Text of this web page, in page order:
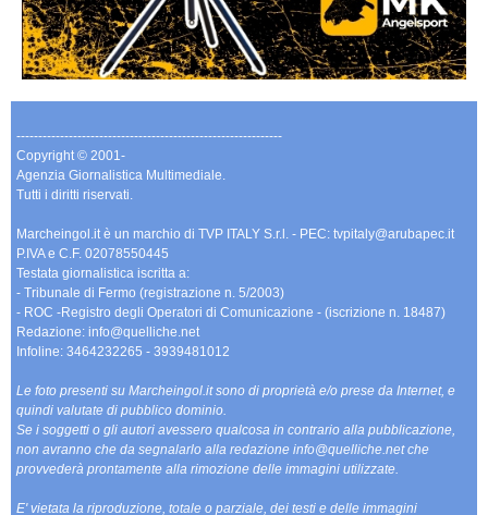
-------------------------------------------------------------
Copyright © 2001-
Agenzia Giornalistica Multimediale.
Tutti i diritti riservati.
Marcheingol.it è un marchio di TVP ITALY S.r.l. - PEC: tvpitaly@arubapec.it
P.IVA e C.F. 02078550445
Testata giornalistica iscritta a:
- Tribunale di Fermo (registrazione n. 5/2003)
- ROC -Registro degli Operatori di Comunicazione - (iscrizione n. 18487)
Redazione: info@quelliche.net
Infoline: 3464232265 - 3939481012
Le foto presenti su Marcheingol.it sono di proprietà e/o prese da Internet, e
quindi valutate di pubblico dominio.
Se i soggetti o gli autori avessero qualcosa in contrario alla pubblicazione,
non avranno che da segnalarlo alla redazione info@quelliche.net che
provvederà prontamente alla rimozione delle immagini utilizzate.
E' vietata la riproduzione, totale o parziale, dei testi e delle immagini